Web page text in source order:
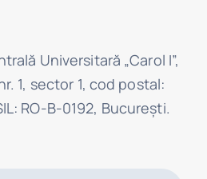
Universitară „Carol I”,
1, sector 1, cod postal:
RO-B-0192, Bucureşti.